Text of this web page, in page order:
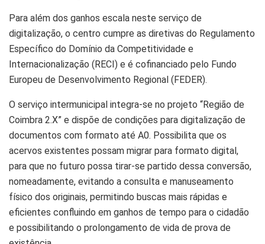
Para além dos ganhos escala neste serviço de
digitalização, o centro cumpre as diretivas do Regulamento
Específico do Domínio da Competitividade e
Internacionalização (RECI) e é cofinanciado pelo Fundo
Europeu de Desenvolvimento Regional (FEDER).
O serviço intermunicipal integra-se no projeto “Região de
Coimbra 2.X” e dispõe de condições para digitalização de
documentos com formato até A0. Possibilita que os
acervos existentes possam migrar para formato digital,
para que no futuro possa tirar-se partido dessa conversão,
nomeadamente, evitando a consulta e manuseamento
físico dos originais, permitindo buscas mais rápidas e
eficientes confluindo em ganhos de tempo para o cidadão
e possibilitando o prolongamento de vida de prova de